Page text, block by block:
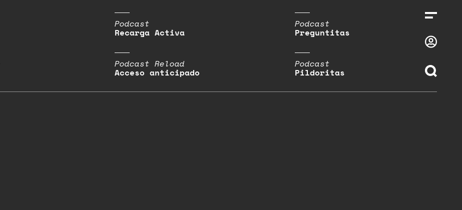
Podcast
Recarga Activa
Podcast
Preguntitas
Podcast Reload
Acceso anticipado
Podcast
Pildoritas